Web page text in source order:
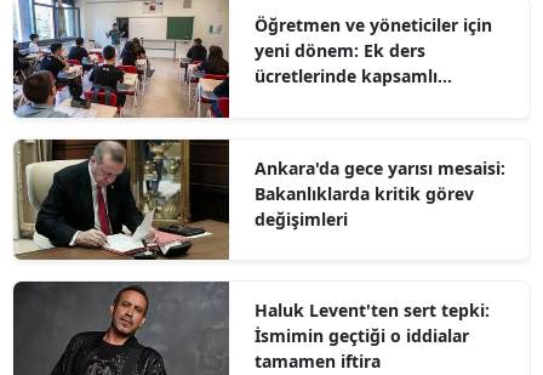
Öğretmen ve yöneticiler için
yeni dönem: Ek ders
ücretlerinde kapsamlı
Ankara'da gece yarısı mesaisi:
Bakanlıklarda kritik görev
değişimleri
Haluk Levent'ten sert tepki:
İsmimin geçtiği o iddialar
tamamen iftira